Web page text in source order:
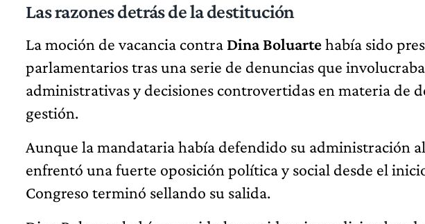
Las razones detrás de la destitución
La moción de vacancia contra Dina Boluartehabía sido
parlamentarios tras una serie de denuncias que
administrativas y decisiones controvertidas en materia de
gestión.
Aunque la mandataria había defendido su administración
enfrentó una fuerte oposición política y social desde el
Congreso terminó sellando su salida.